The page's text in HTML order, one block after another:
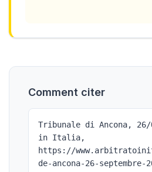
Comment citer
Tribunale di Ancona,
in Italia,
https://
de-ancona-26-septembre-